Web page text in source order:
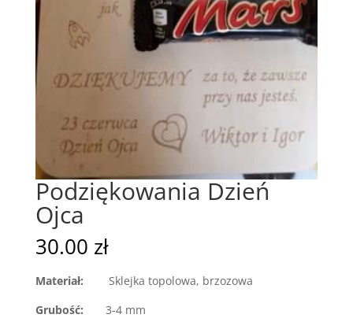
Podziękowania Dzień
Ojca
30.00 zł
Materiał:
Sklejka topolowa, brzozowa
Grubość: 3-4 mm